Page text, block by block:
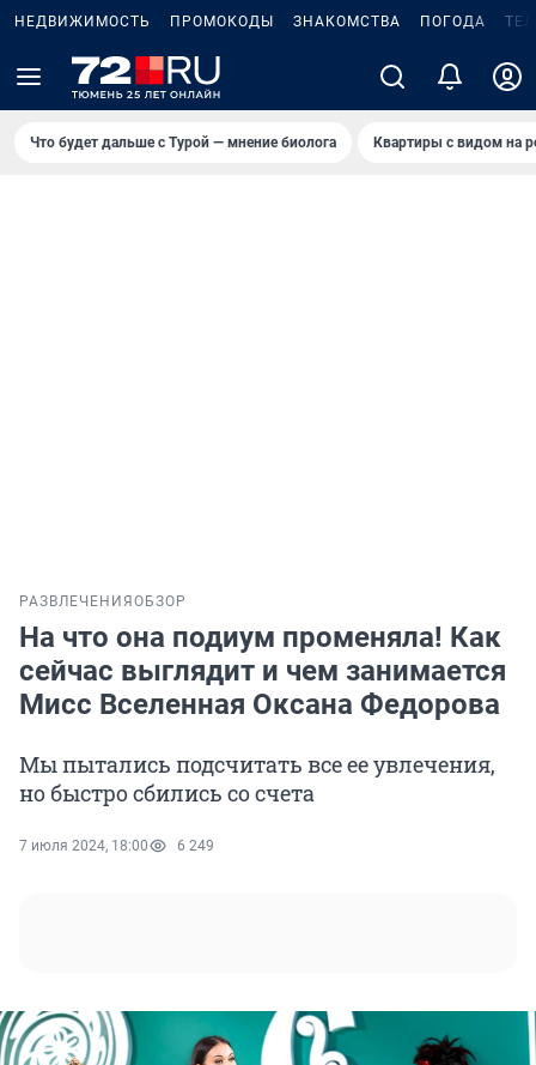
НЕДВИЖИМОСТЬ ПРОМОКОДЫ ЗНАКОМСТВА ПОГОДА
Что будет дальше с Турой — мнение биолога Квартиры с видом на
РАЗВЛЕЧЕНИЯ ОБЗОР
На что она подиум променяла! Как
сейчас выглядит и чем занимается
Мисс Вселенная Оксана Федорова
Мы пытались подсчитать все ее увлечения,
но быстро сбились со счета
7 июля 2024, 18:00 6 249